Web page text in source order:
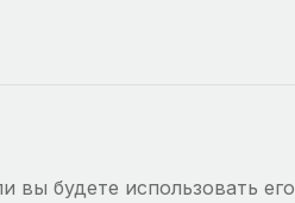
вы будете использовать его